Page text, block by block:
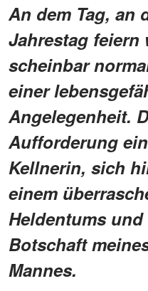
An dem Tag, an
Jahrestag
scheinbar
einer
Angelegenheit.
Aufforderung
Kellnerin, sich
einem
Heldentums
Botschaft
Mannes.